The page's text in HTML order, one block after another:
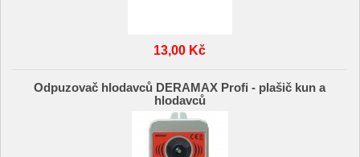
13,00 Kč
Odpuzovač hlodavců DERAMAX Profi - plašič kun a
hlodavců